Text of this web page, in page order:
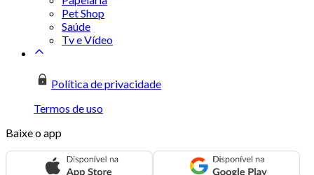
Pet Shop
Saúde
Tv e Vídeo
Política de privacidade
Termos de uso
Baixe o app